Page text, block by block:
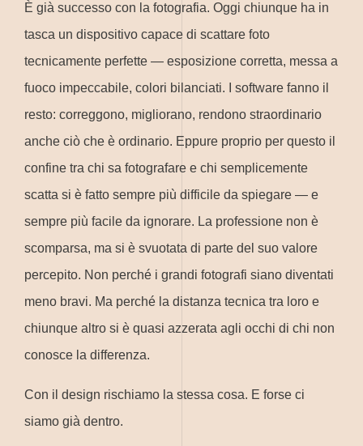
È già successo con la fotografia. Oggi chiunque ha in
tasca un dispositivo capace di scattare foto
tecnicamente perfette — esposizione corretta, messa a
fuoco impeccabile, colori bilanciati. I software fanno il
resto: correggono, migliorano, rendono straordinario
anche ciò che è ordinario. Eppure proprio per questo il
confine tra chi sa fotografare e chi semplicemente
scatta si è fatto sempre più difficile da spiegare — e
sempre più facile da ignorare. La professione non è
scomparsa, ma si è svuotata di parte del suo valore
percepito. Non perché i grandi fotografi siano diventati
meno bravi. Ma perché la distanza tecnica tra loro e
chiunque altro si è quasi azzerata agli occhi di chi non
conosce la differenza.
Con il design rischiamo la stessa cosa. E forse ci
siamo già dentro.